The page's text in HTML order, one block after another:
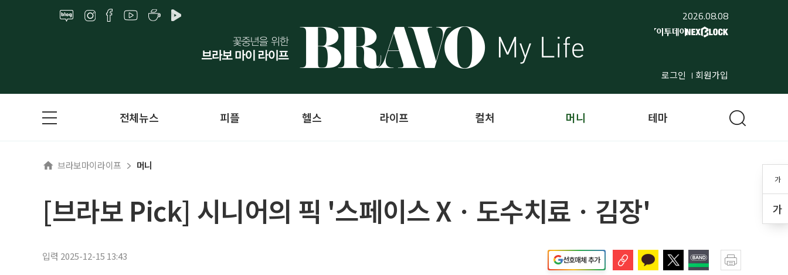
2026.08.08
로그인 회원가입
가
가
전체뉴스 피플 헬스 라이프 컬처 머니 테마
브라보마이라이프 머니
[브라보 Pick] 시니어의 픽 '스페이스 Xㆍ도수치료ㆍ김장'
입력 2025-12-15 13:43 선호매체 추가